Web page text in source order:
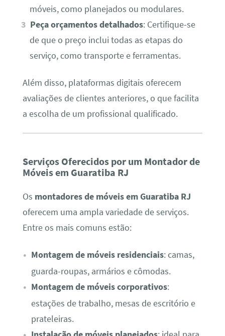
móveis, como planejados ou modulares.
Peça orçamentos detalhados: Certifique-se
de que o preço inclui todas as etapas do
serviço, como transporte e ferramentas.
Além disso, plataformas digitais oferecem
avaliações de clientes anteriores, o que facilita
a escolha de um profissional qualificado.
Serviços Oferecidos por um Montador de
Móveis em Guaratiba RJ
Os montadores de móveis em Guaratiba RJ
oferecem uma ampla variedade de serviços.
Entre os mais comuns estão:
Montagem de móveis residenciais: camas,
guarda-roupas, armários e cômodas.
Montagem de móveis corporativos:
estações de trabalho, mesas de escritório e
prateleiras.